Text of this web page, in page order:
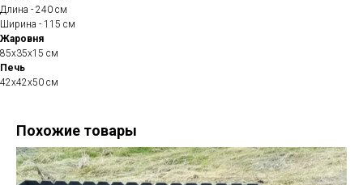
Длина - 240 см
Ширина - 115 см
Жаровня
85х35х15 см
Печь
42х42х50 см
Похожие товары